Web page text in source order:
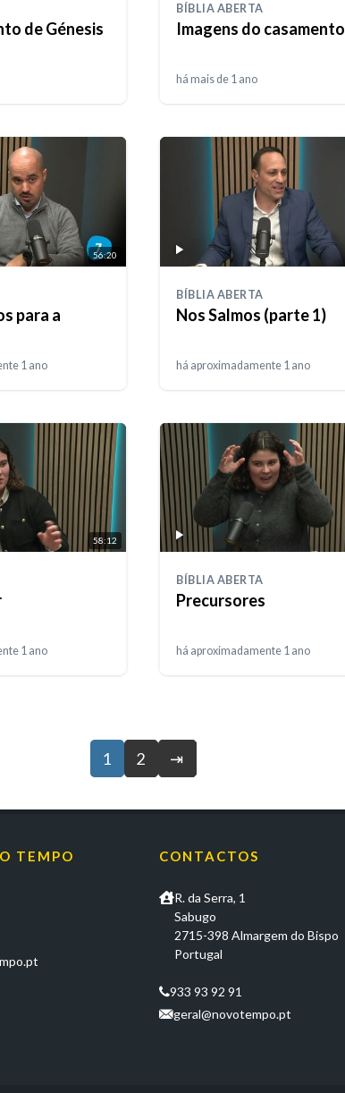
de Génesis
BÍBLIA ABERTA
Imagens do casamento
há mais de 1 ano
56:20
para a
1 ano
BÍBLIA ABERTA
Nos Salmos (parte 1)
há aproximadamente 1 ano
58:12
1 ano
BÍBLIA ABERTA
Precursores
há aproximadamente 1 ano
1 2 ⇥
TEMPO CONTACTOS
R. da Serra, 1
Sabugo
2715-398 Almargem do Bispo
Portugal
933 93 92 91
geral@novotempo.pt